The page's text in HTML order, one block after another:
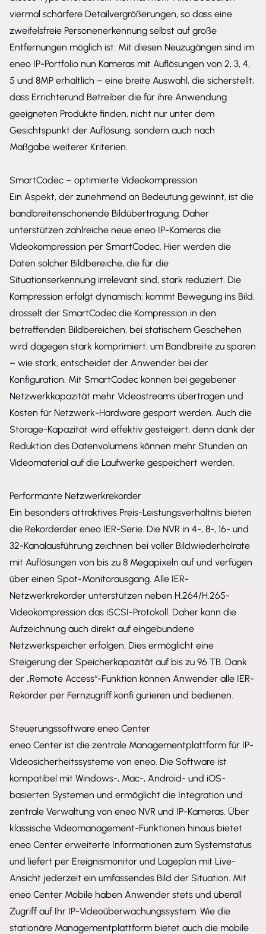
viermal schärfere Detailvergrößerungen, so dass eine
zweifelsfreie Personenerkennung selbst auf große
Entfernungen möglich ist. Mit diesen Neuzugängen sind im
eneo IP-Portfolio nun Kameras mit Auflösungen von 2, 3, 4,
5 und 8MP erhältlich – eine breite Auswahl, die sicherstellt,
dass Errichterund Betreiber die für ihre Anwendung
geeigneten Produkte finden, nicht nur unter dem
Gesichtspunkt der Auflösung, sondern auch nach
Maßgabe weiterer Kriterien.
SmartCodec – optimierte Videokompression
Ein Aspekt, der zunehmend an Bedeutung gewinnt, ist die
bandbreitenschonende Bildübertragung. Daher
unterstützen zahlreiche neue eneo IP-Kameras die
Videokompression per SmartCodec. Hier werden die
Daten solcher Bildbereiche, die für die
Situationserkennung irrelevant sind, stark reduziert. Die
Kompression erfolgt dynamisch: kommt Bewegung ins Bild,
drosselt der SmartCodec die Kompression in den
betreffenden Bildbereichen, bei statischem Geschehen
wird dagegen stark komprimiert, um Bandbreite zu sparen
– wie stark, entscheidet der Anwender bei der
Konfiguration. Mit SmartCodec können bei gegebener
Netzwerkkapazität mehr Videostreams übertragen und
Kosten für Netzwerk-Hardware gespart werden. Auch die
Storage-Kapazität wird effektiv gesteigert, denn dank der
Reduktion des Datenvolumens können mehr Stunden an
Videomaterial auf die Laufwerke gespeichert werden.
Performante Netzwerkrekorder
Ein besonders attraktives Preis-Leistungsverhältnis bieten
die Rekorderder eneo IER-Serie. Die NVR in 4-, 8-, 16- und
32-Kanalausführung zeichnen bei voller Bildwiederholrate
mit Auflösungen von bis zu 8 Megapixeln auf und verfügen
über einen Spot-Monitorausgang. Alle IER-
Netzwerkrekorder unterstützen neben H.264/H.265-
Videokompression das iSCSI-Protokoll. Daher kann die
Aufzeichnung auch direkt auf eingebundene
Netzwerkspeicher erfolgen. Dies ermöglicht eine
Steigerung der Speicherkapazität auf bis zu 96 TB. Dank
der „Remote Access“-Funktion können Anwender alle IER-
Rekorder per Fernzugriff konfi gurieren und bedienen.
Steuerungssoftware eneo Center
eneo Center ist die zentrale Managementplattform für IP-
Videosicherheitssysteme von eneo. Die Software ist
kompatibel mit Windows-, Mac-, Android- und iOS-
basierten Systemen und ermöglicht die Integration und
zentrale Verwaltung von eneo NVR und IP-Kameras. Über
klassische Videomanagement-Funktionen hinaus bietet
eneo Center erweiterte Informationen zum Systemstatus
und liefert per Ereignismonitor und Lageplan mit Live-
Ansicht jederzeit ein umfassendes Bild der Situation. Mit
eneo Center Mobile haben Anwender stets und überall
Zugriff auf Ihr IP-Videoüberwachungssystem. Wie die
stationäre Managementplattform bietet auch die mobile